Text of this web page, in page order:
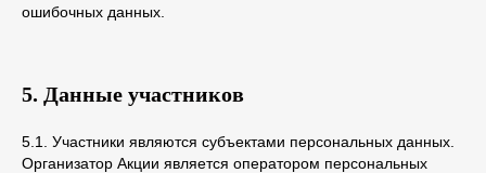
ошибочных данных.
5. Данные участников
5.1. Участники являются субъектами персональных данных.
Организатор Акции является оператором персональных